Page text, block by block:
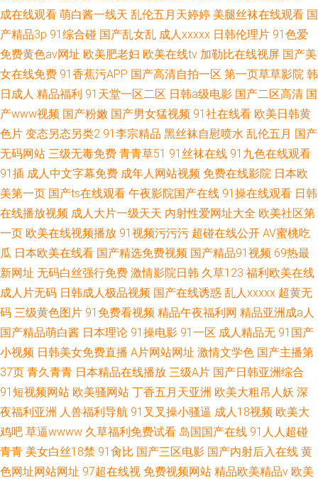
成在线观看 萌白酱一线天 乱伦五月天婷婷 美腿丝袜在线观看 国
产精品3p 91综合碰 国产乱女乱 成人xxxxx 日韩伦理片 91色爱
免费黄色av网址 欧美肥老妇 欧美在线tv 加勒比在线视屏 国产美
女在线免费 91香蕉污APP 国产高清自拍一区 第一页草草影院 韩
日成人 精品福利 91天堂一区二区 日韩a级电影 国产二区高清 国
产www视频 国产粉嫩 国产男女猛视频 91社在线看 欧美日韩黄
色片 变态另态另类2 91李宗精品 黑丝袜自慰喷水 乱伦五月 国产
无码网站 三级无毒免费 青青草51 91丝袜在线 91九色在线观看
91插 成人中文字幕免费 成年人网站视频 免费在线影院 日本欧
美第一页 国产ts在线观看 午夜影院国产在线 91操在线观看 日韩
在线播放视频 成人大片一级天天 内射性爱网址大全 欧美社区第
一页 欧美在线视频播放 91视频污污污 超碰在线公开 AV蜜桃吃
瓜 日本欧美在线看 国产精选免费视频 国产精品91视频 69热最
新网址 无码白丝强行免费 激情影院日韩 久草123 福利欧美在线
成人片无码 日韩成人极品视频 国产在线诱惑 乱人xxxxx 超黄无
码 三级黄色图片 91免费看视频 精品午夜福利网 精品亚洲成a人
国产精品萌白酱 日本理论 91操电影 91一区 成人精品无 91国产
小视频 日韩美女免费直播 A片网站网址 激情文学色 国产主播第
37页 青久青青 日本精品在线播放 三级A片 国产日韩亚洲综合
91短视频网站 欧美骚网站 丁香五月天亚洲 欧美大粗吊人妖 深
夜福利亚洲 人兽福利导航 91叉叉操小骚逼 成人18视频 欧美大
鸡吧 草逼wwww 久草福利免费试看 岛国国产在线 91人人超碰
青青 美女白丝18禁 91肏比 国产三区电影 国产内射后入在线 黄
色网址网站网址 97超在线视 免费视频网站 精品欧美精品v 欧美